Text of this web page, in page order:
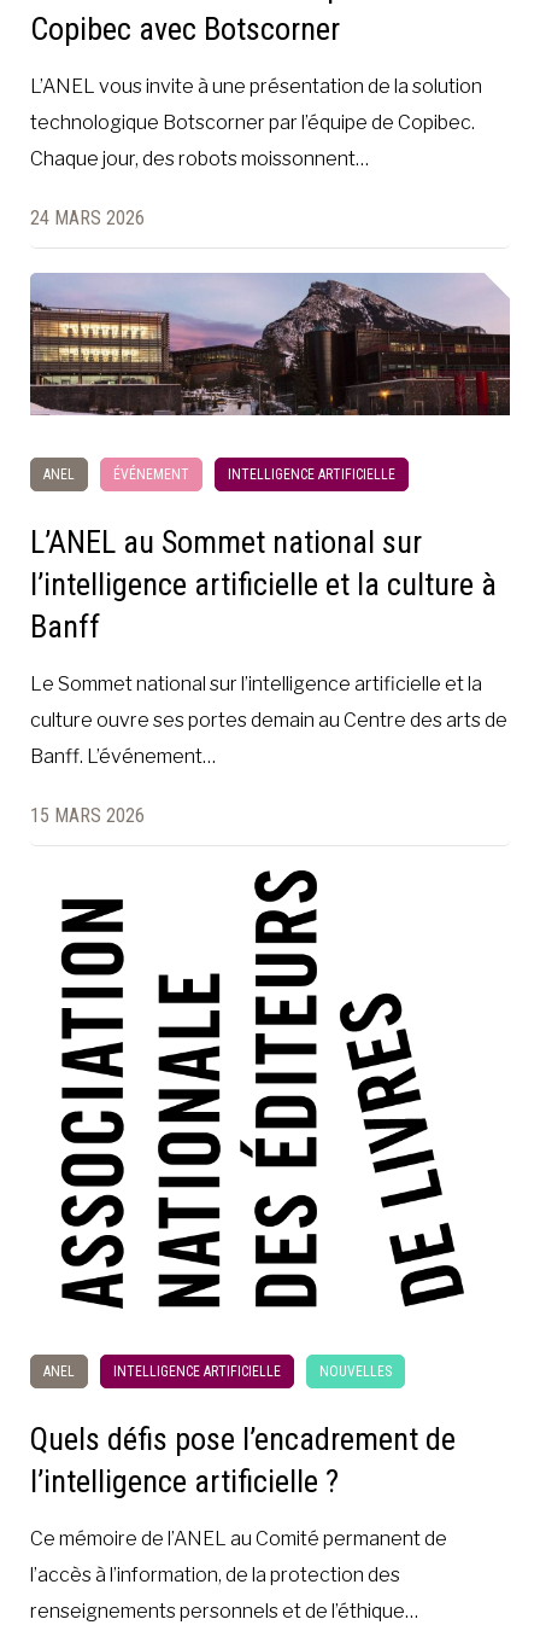
Copibec avec Botscorner
L’ANEL vous invite à une présentation de la solution
technologique Botscorner par l’équipe de Copibec.
Chaque jour, des robots moissonnent…
24 MARS 2026
ANEL ÉVÉNEMENT INTELLIGENCE ARTIFICIELLE
L’ANEL au Sommet national sur
l’intelligence artificielle et la culture à
Banff
Le Sommet national sur l’intelligence artificielle et la
culture ouvre ses portes demain au Centre des arts de
Banff. L’événement…
15 MARS 2026
ANEL INTELLIGENCE ARTIFICIELLE NOUVELLES
Quels défis pose l’encadrement de
l’intelligence artificielle ?
Ce mémoire de l’ANEL au Comité permanent de
l’accès à l’information, de la protection des
renseignements personnels et de l’éthique…